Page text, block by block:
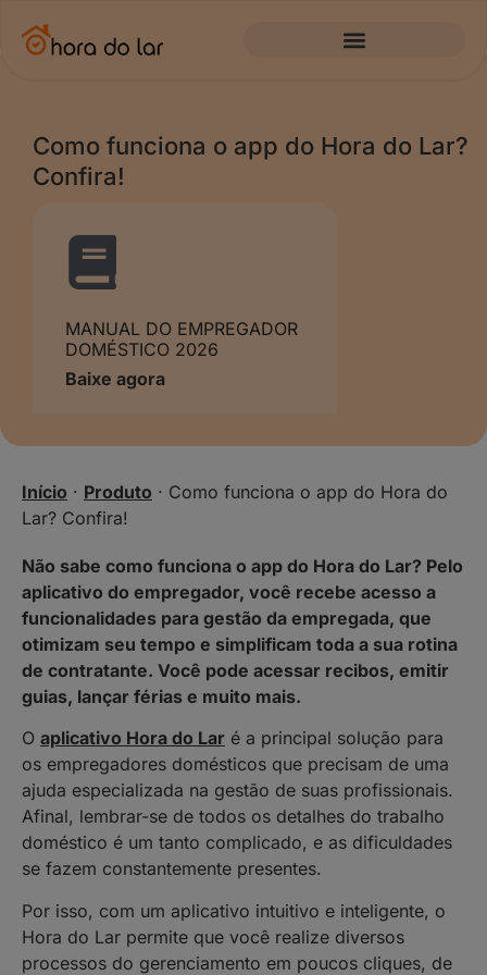
Como funciona o app do Hora do Lar?
Confira!
MANUAL DO EMPREGADOR
DOMÉSTICO 2026
Baixe agora
Início · Produto · Como funciona o app do Hora do
Lar? Confira!
Não sabe como funciona o app do Hora do Lar? Pelo
aplicativo do empregador, você recebe acesso a
funcionalidades para gestão da empregada, que
otimizam seu tempo e simplificam toda a sua rotina
de contratante. Você pode acessar recibos, emitir
guias, lançar férias e muito mais.
O aplicativo Hora do Lar é a principal solução para
os empregadores domésticos que precisam de uma
ajuda especializada na gestão de suas profissionais.
Afinal, lembrar-se de todos os detalhes do trabalho
doméstico é um tanto complicado, e as dificuldades
se fazem constantemente presentes.
Por isso, com um aplicativo intuitivo e inteligente, o
Hora do Lar permite que você realize diversos
processos do gerenciamento em poucos cliques, de